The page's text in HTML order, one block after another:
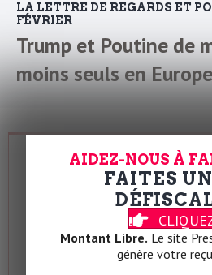
LA LETTRE DE REGARDS ET
FÉVRIER
Trump et Poutine de
moins seuls en Europe
AIDEZ-NOUS À
FAITES
Montant Libre. Le site
génère votre